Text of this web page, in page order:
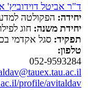
ד"ר אביטל דוידוביץ'
יחידה: הפקולטה
יחידת משנה: חוג
תפקיד: סגל אקדמי
טלפון:
052-9593284
profile/avitaldav